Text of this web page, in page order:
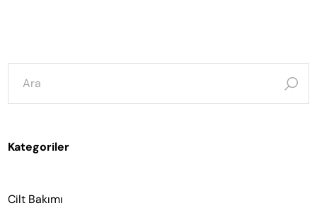
şunun
için
ara:
Kategoriler
Cilt Bakımı